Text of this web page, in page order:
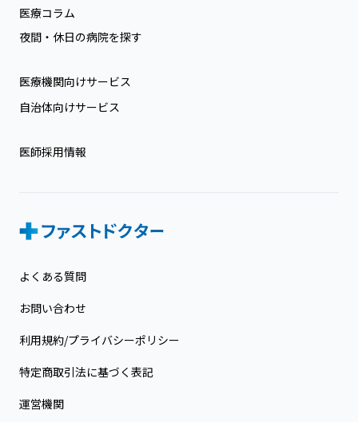
医療コラム
夜間・休日の病院を探す
医療機関向けサービス
自治体向けサービス
医師採用情報
よくある質問
お問い合わせ
利用規約/プライバシーポリシー
特定商取引法に基づく表記
運営機関